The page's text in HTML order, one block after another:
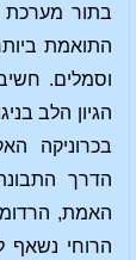
בתור מערכת
התואמת
הגיון הלב
בכרוניקה
הדרך
האמת,
הרוחי נשאף